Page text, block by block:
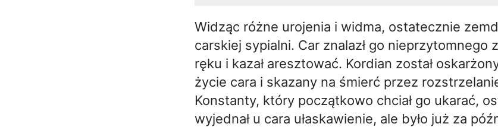
Widząc różne urojenia i widma, ostatecznie
carskiej sypialni. Car znalazł go nieprzytomnego
ręku i kazał aresztować. Kordian został
życie cara i skazany na śmierć przez
Konstanty, który początkowo chciał go ukarać,
wyjednał u cara ułaskawienie, ale było już za